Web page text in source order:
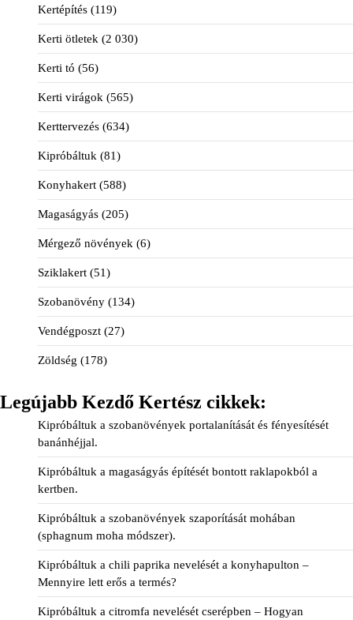
Kertépítés (119)
Kerti ötletek (2 030)
Kerti tó (56)
Kerti virágok (565)
Kerttervezés (634)
Kipróbáltuk (81)
Konyhakert (588)
Magaságyás (205)
Mérgező növények (6)
Sziklakert (51)
Szobanövény (134)
Vendégposzt (27)
Zöldség (178)
Legújabb Kezdő Kertész cikkek:
Kipróbáltuk a szobanövények portalanítását és fényesítését
banánhéjjal.
Kipróbáltuk a magaságyás építését bontott raklapokból a
kertben.
Kipróbáltuk a szobanövények szaporítását mohában
(sphagnum moha módszer).
Kipróbáltuk a chili paprika nevelését a konyhapulton –
Mennyire lett erős a termés?
Kipróbáltuk a citromfa nevelését cserépben – Hogyan